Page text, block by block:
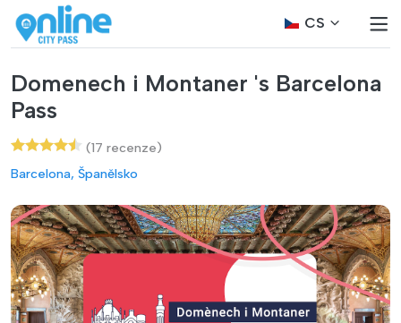
CS
Domenech i Montaner 's Barcelona
Pass
(17 recenze)
Barcelona, Španělsko